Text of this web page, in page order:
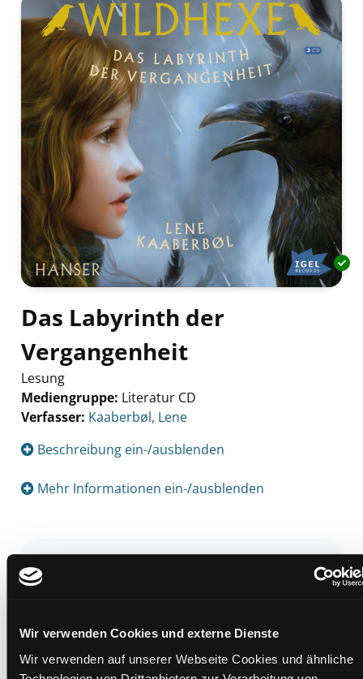
Wir verwenden Cookies und externe Dienste
Wir verwenden auf unserer Webseite Cookies und ähnliche
Das Labyrinth der
Vergangenheit
Lesung
Mediengruppe: Literatur CD
Verfasser: Suche nach diesem Verfasser
Kaaberbøl, Lene
Beschreibung ein-/ausblenden
Mehr Informationen ein-/ausblenden
Exemplare
Status:Entliehen